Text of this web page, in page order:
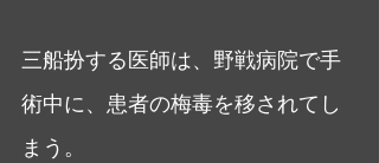
三船扮する医師は、野戦病院で手
術中に、患者の梅毒を移されてし
まう。